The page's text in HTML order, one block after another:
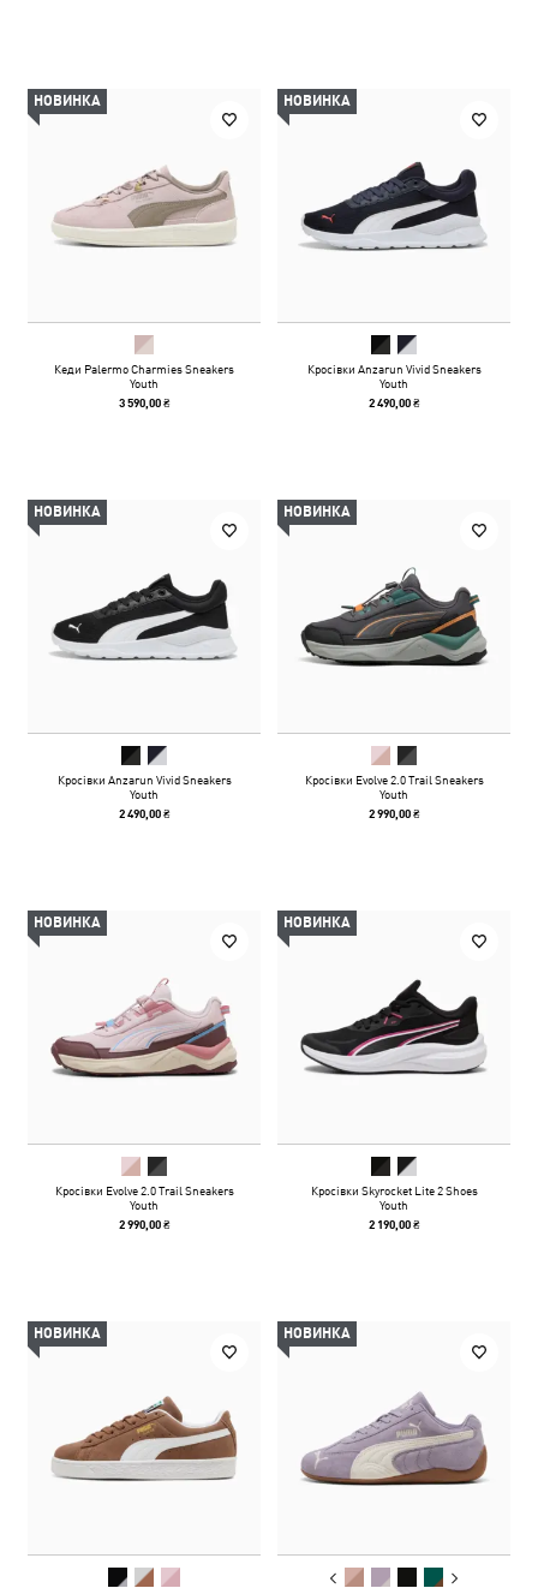
НОВИНКА
Кеди Palermo Charmies Sneakers
Youth
3 590,00 ₴
НОВИНКА
Кросівки Anzarun Vivid Sneakers
Youth
2 490,00 ₴
НОВИНКА
Кросівки Anzarun Vivid Sneakers
Youth
2 490,00 ₴
НОВИНКА
Кросівки Evolve 2.0 Trail Sneakers
Youth
2 990,00 ₴
НОВИНКА
Кросівки Evolve 2.0 Trail Sneakers
Youth
2 990,00 ₴
НОВИНКА
Кросівки Skyrocket Lite 2 Shoes
Youth
2 190,00 ₴
НОВИНКА НОВИНКА